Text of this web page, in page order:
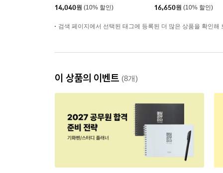
14,040원 (10% 할인)
16,650원 (10% 할인)
검색 페이지에서 선택된 태그에 등록된 더 많은 상품을 확인해
이 상품의 이벤트 (8개)